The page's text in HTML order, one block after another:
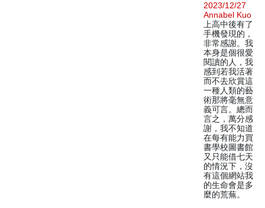
2023/12/27
Annabel Kuo
上高中後有了
手機發現的，
非常感謝。我
本身是個很愛
閱讀的人，我
感到若我活著
而不去欣賞這
一種人類的藝
術那將毫無意
義可言。總而
言之，萬分感
謝，我不知道
在每有能力買
書學校圖書館
又只能借七天
的情況下，沒
有這個網站我
的生命會是多
麼的荒蕪。